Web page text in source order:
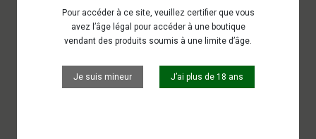
Pour accéder à ce site, veuillez certifier que vous
avez l’âge légal pour accéder à une boutique
vendant des produits soumis à une limite d’âge.
Je suis mineur J’ai plus de 18 ans